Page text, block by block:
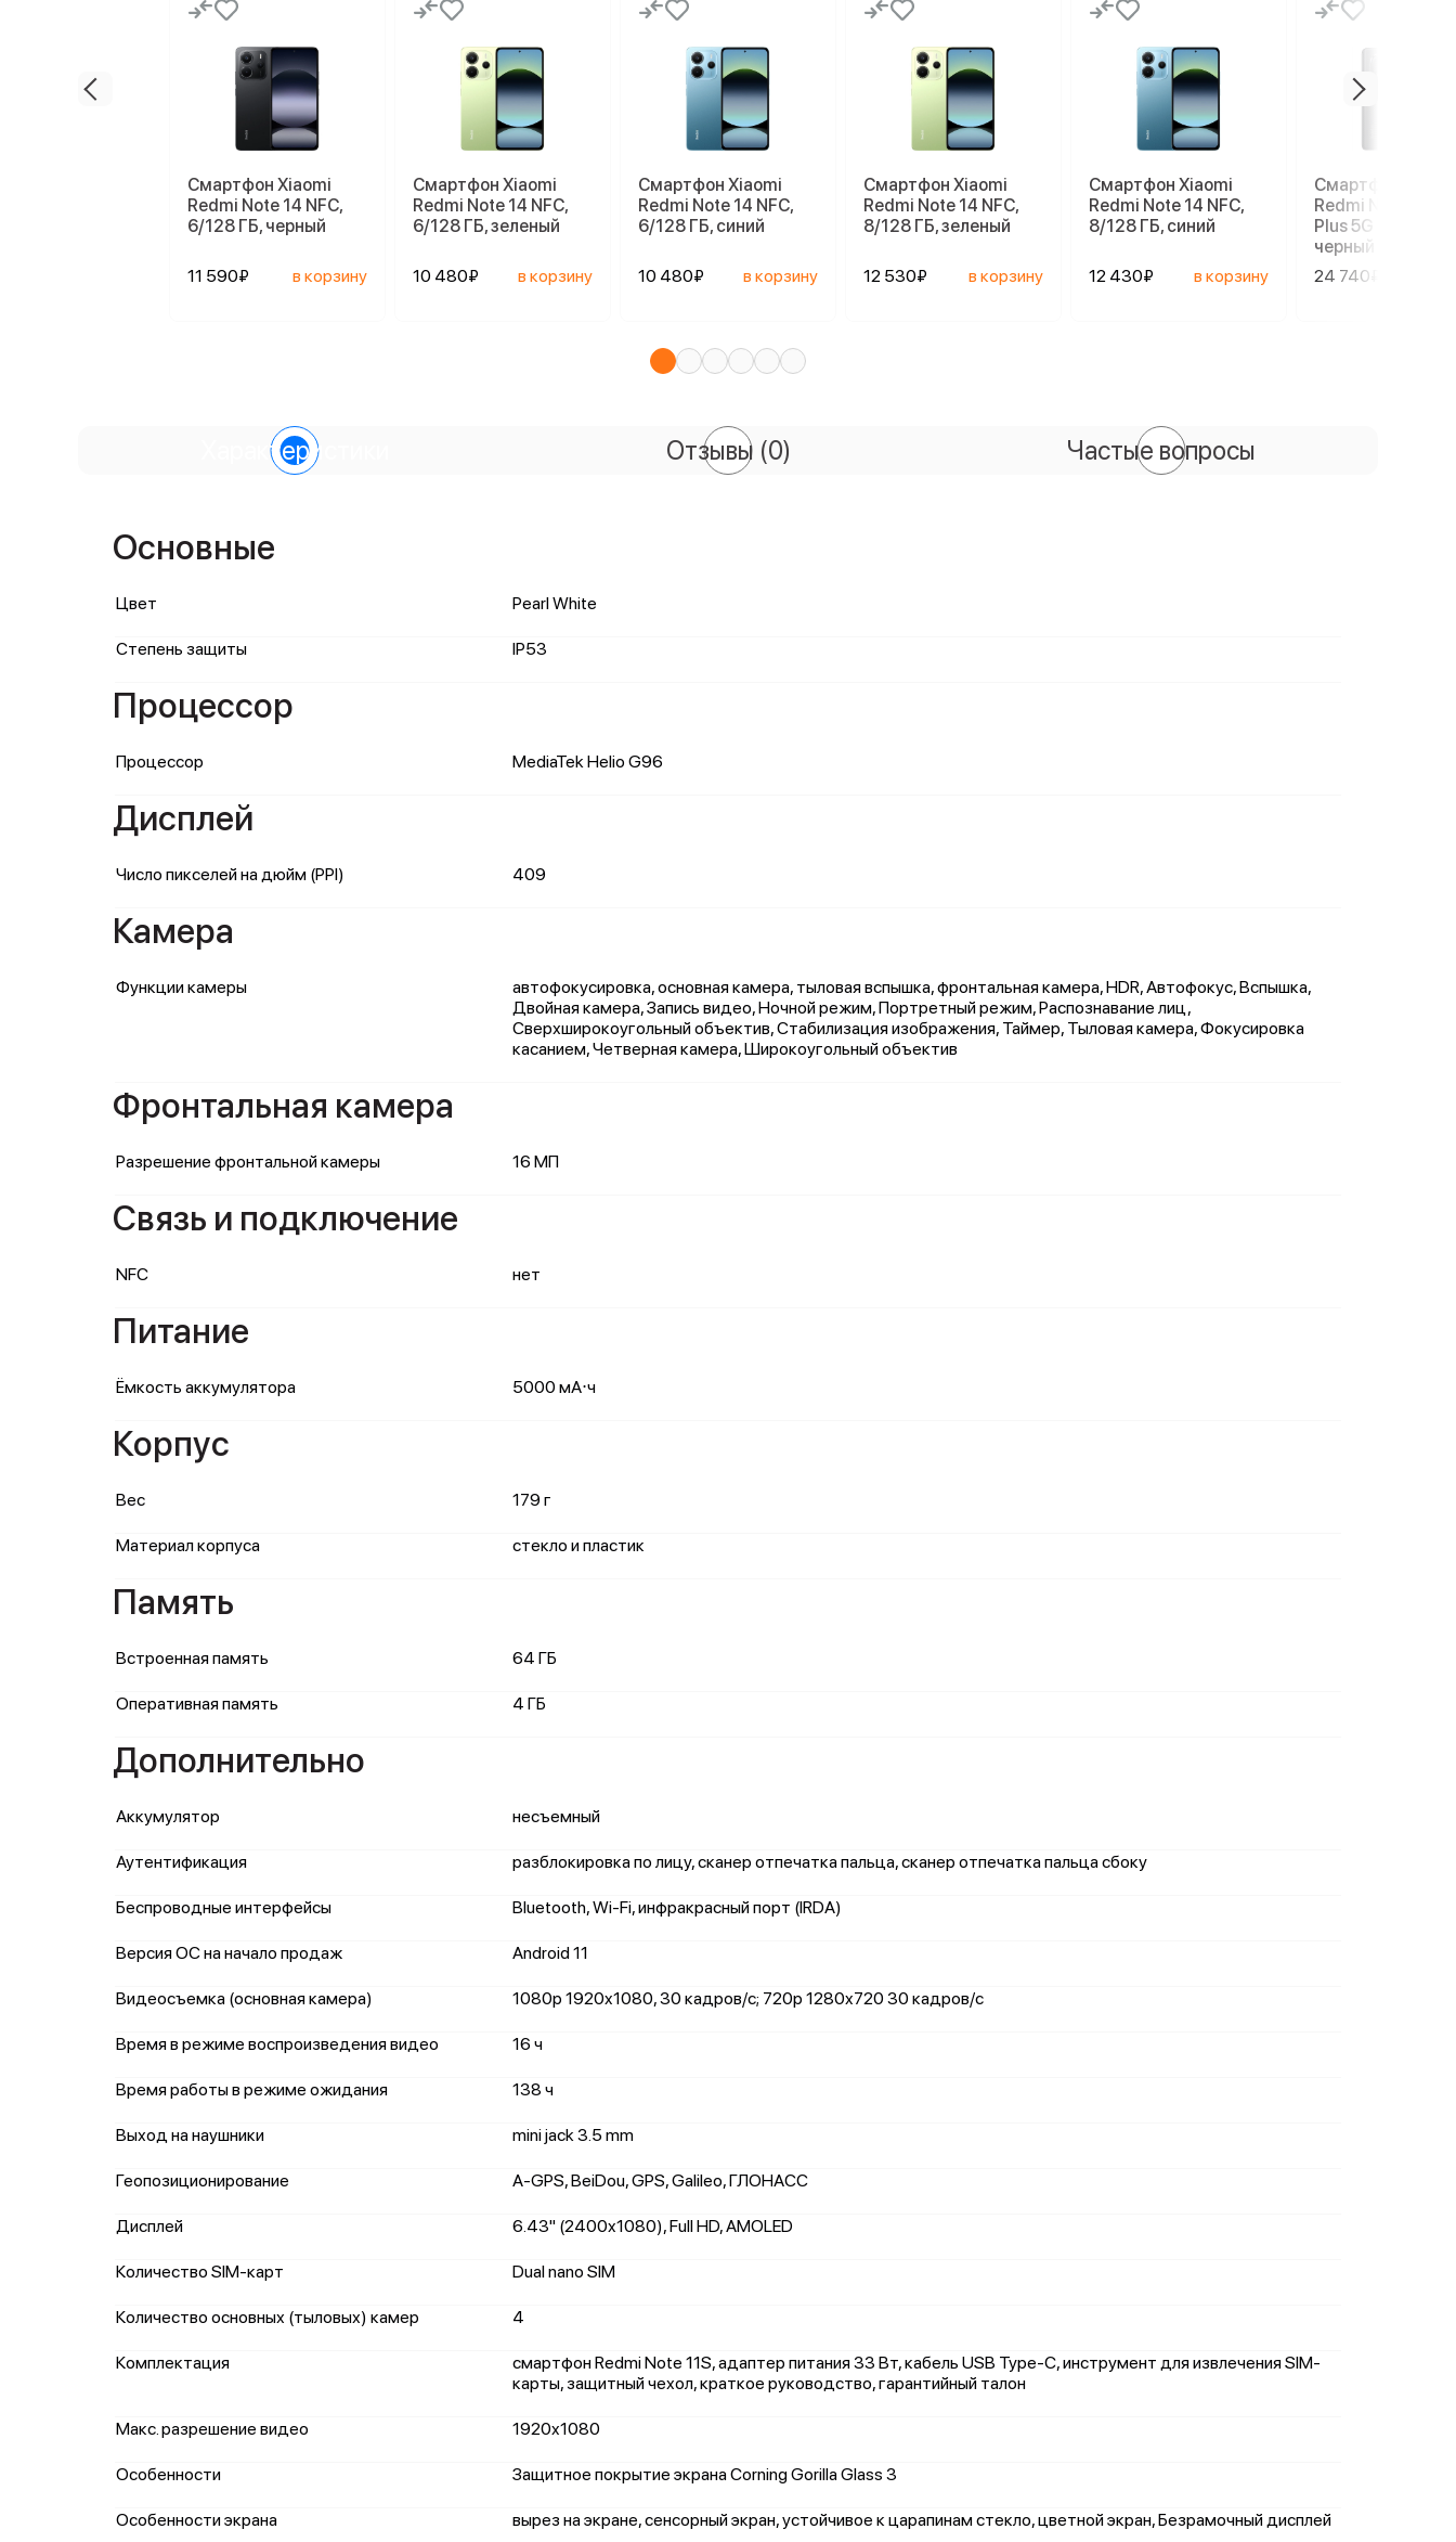
Смартфон Xiaomi
Redmi Note 14 NFC,
6/128 ГБ, черный
11 590₽ в корзину
Смартфон Xiaomi
Redmi Note 14 NFC,
6/128 ГБ, зеленый
10 480₽ в корзину
Смартфон Xiaomi
Redmi Note 14 NFC,
6/128 ГБ, синий
10 480₽ в корзину
Смартфон Xiaomi
Redmi Note 14 NFC,
8/128 ГБ, зеленый
12 530₽ в корзину
Смартфон Xiaomi
Redmi Note 14 NFC,
8/128 ГБ, синий
12 430₽ в корзину
Смартфон
Redmi Note 14
Plus 5G 8/256 ГБ,
черный
24 740₽
Характеристики Отзывы (0) Частые вопросы
Основные
Цвет Pearl White
Степень защиты IP53
Процессор
Процессор MediaTek Helio G96
Дисплей
Число пикселей на дюйм (PPI) 409
Камера
Функции камеры
автофокусировка, основная камера, тыловая вспышка, фронтальная камера, HDR, Автофокус, Вспышка,
Двойная камера, Запись видео, Ночной режим, Портретный режим, Распознавание лиц,
Сверхширокоугольный объектив, Стабилизация изображения, Таймер, Тыловая камера, Фокусировка
касанием, Четверная камера, Широкоугольный объектив
Фронтальная камера
Разрешение фронтальной камеры 16 МП
Связь и подключение
NFC нет
Питание
Ёмкость аккумулятора 5000 мА⋅ч
Корпус
Вес 179 г
Материал корпуса стекло и пластик
Память
Встроенная память 64 ГБ
Оперативная память 4 ГБ
Дополнительно
Аккумулятор несъемный
Аутентификация разблокировка по лицу, сканер отпечатка пальца, сканер отпечатка пальца сбоку
Беспроводные интерфейсы Bluetooth, Wi-Fi, инфракрасный порт (IRDA)
Версия ОС на начало продаж Android 11
Видеосъемка (основная камера) 1080p 1920x1080, 30 кадров/с; 720p 1280x720 30 кадров/с
Время в режиме воспроизведения видео 16 ч
Время работы в режиме ожидания 138 ч
Выход на наушники mini jack 3.5 mm
Геопозиционирование A-GPS, BeiDou, GPS, Galileo, ГЛОНАСС
Дисплей 6.43" (2400x1080), Full HD, AMOLED
Количество SIM-карт Dual nano SIM
Количество основных (тыловых) камер 4
Комплектация
смартфон Redmi Note 11S, адаптер питания 33 Вт, кабель USB Type-C, инструмент для извлечения SIM-
карты, защитный чехол, краткое руководство, гарантийный талон
Макс. разрешение видео 1920x1080
Особенности Защитное покрытие экрана Corning Gorilla Glass 3
Особенности экрана вырез на экране, сенсорный экран, устойчивое к царапинам стекло, цветной экран, Безрамочный дисплей